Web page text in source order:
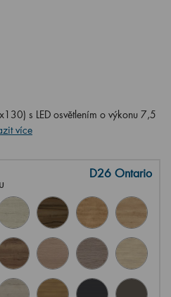
s LED osvětlením o výkonu 7,5
více
D26 Ontario